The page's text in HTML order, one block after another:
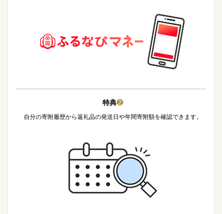
特典❷
自分の寄附履歴から返礼品の発送日や年間寄附額を確認できます。